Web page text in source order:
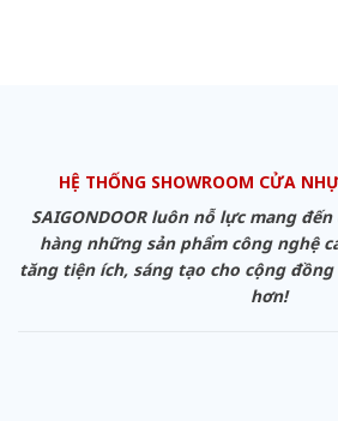
HỆ THỐNG SHOWROOM CỬA
SAIGONDOOR luôn nỗ lực mang
hàng những sản phẩm công nghệ
tăng tiện ích, sáng tạo cho cộng
hơn!